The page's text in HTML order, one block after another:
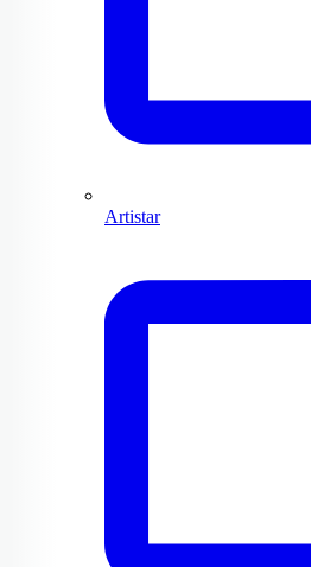
Artistar